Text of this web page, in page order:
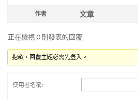
作者 文章
正在檢視 0 則發表的回覆
抱歉，回覆主題必需先登入。
使用者名稱: